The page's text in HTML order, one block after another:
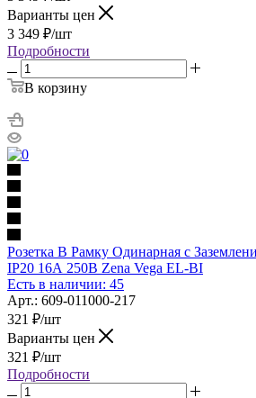
Варианты цен
3 349 ₽/шт
Подробности
В корзину
Розетка В Рамку Одинарная с
IP20 16А 250В Zena Vega EL-BI
Есть в наличии: 45
Арт.: 609-011000-217
321 ₽/шт
Варианты цен
321 ₽/шт
Подробности